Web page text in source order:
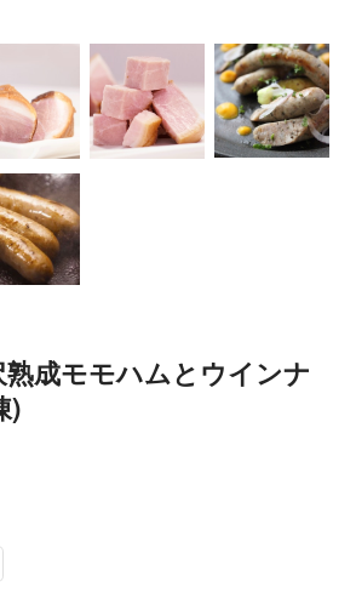
成モモハムとウインナ
)